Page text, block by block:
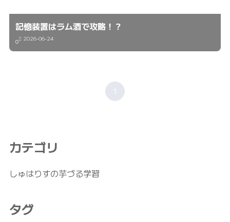
記憶装置はラム酒で攻略！？
0 2026-06-24
1
カテゴリ
しゅはりすの芋づる学習
タグ